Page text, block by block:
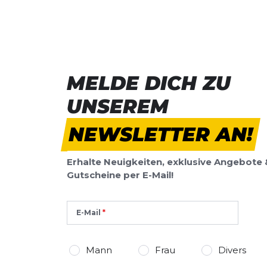
MELDE DICH ZU
UNSEREM
NEWSLETTER AN!
Erhalte Neuigkeiten, exklusive Angebote
Gutscheine per E-Mail!
E-Mail
Mann Frau Divers